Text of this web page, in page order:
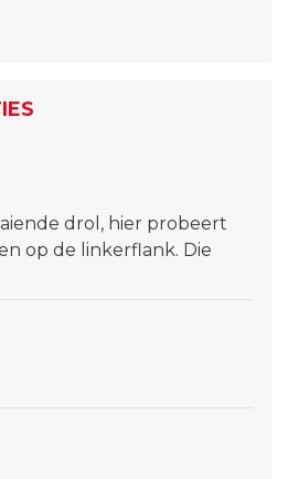
drol, hier probeert
op de linkerflank. Die